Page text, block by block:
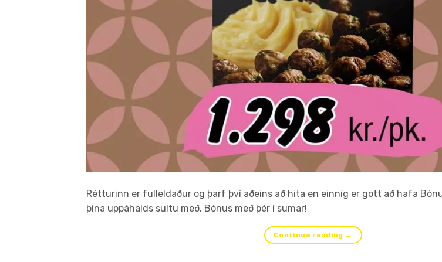
Rétturinn er fulleldaður og þarf því aðeins að hita en einnig er gott að hafa
þína uppáhalds sultu með. Bónus með þér í sumar!
Continue reading →